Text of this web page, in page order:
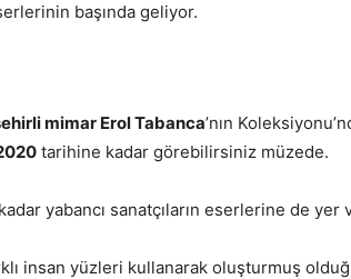
başında geliyor.
mimar Erol Tabanca’nın
tarihine kadar görebilirsiniz müzede.
yabancı sanatçıların eserlerine de yer
insan yüzleri kullanarak oluşturmuş